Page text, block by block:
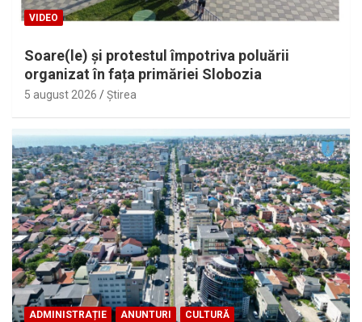
VIDEO
Soare(le) și protestul împotriva poluării
organizat în fața primăriei Slobozia
5 august 2026 Ştirea
ADMINISTRAȚIE ANUNTURI CULTURĂ